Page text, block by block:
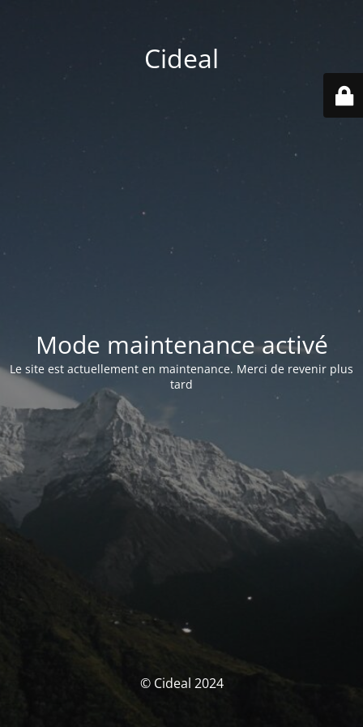
Cideal
Mode maintenance activé
Le site est actuellement en maintenance. Merci de revenir plus
tard
© Cideal 2024